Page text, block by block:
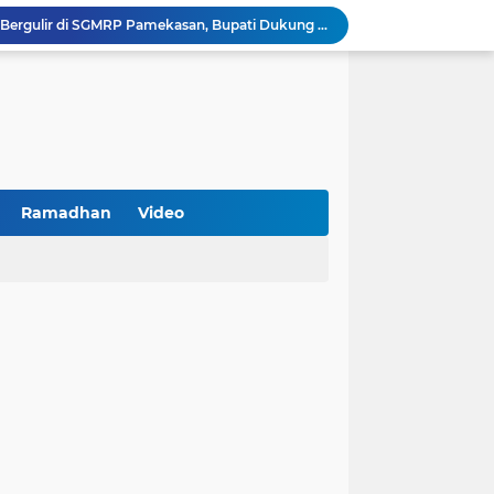
PKDI Cup II 2026 Resmi Bergulir di SGMRP Pamekasan, Bupati Dukung Bangun Stadion Di 13 Kecamatan untuk Pemerataan Sarana Olahraga
BNI Catat Fundamental Bisnis Kokoh di Bawah Danantara, Ditopang Pertumbuhan Kredit dan Kualitas Aset
Turnamen PKDI Cup II 2026 Berhadiah Total Rp 500 Juta Dibuka di Jombang, Ketua PKDI Jatim Syaifullah Mahdi: Ajang Silaturrahmi dan Media Komunikasi Antar-Kades untuk Memajukan Desa
Ramadhan Video